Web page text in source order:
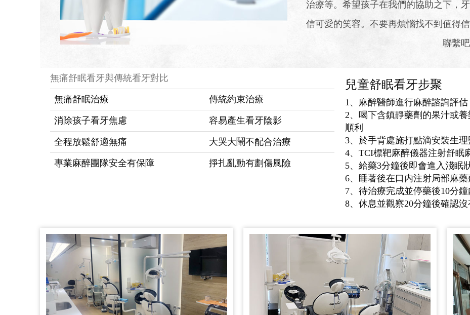
治療等。希望孩子在我們的協助之下，
信可愛的笑容。不要再煩惱找不到值得
聯繫吧
無痛舒眠看牙與傳統看牙對比
無痛舒眠治療 傳統約束治療
消除孩子看牙焦慮 容易產生看牙陰影
全程放鬆舒適無痛 大哭大鬧不配合治療
專業麻醉團隊安全有保障 掙扎亂動有劃傷風險
兒童舒眠看牙步聚
1、麻醉醫師進行麻醉諮詢評估
2、喝下含鎮靜藥劑的果汁或
順利
3、於手背處施打點滴安裝生
4、TCI標靶麻醉儀器注射舒眠
5、給藥3分鐘後即會進入淺眠
6、睡著後在口内注射局部麻
7、待治療完成並停藥後10分
8、休息並觀察20分鐘後確認